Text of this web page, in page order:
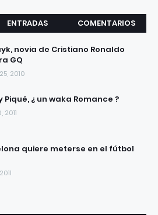
ENTRADAS
COMENTARIOS
novia de Cristiano Ronaldo
GQ
2010
Piqué, ¿ un waka Romance ?
2011
quiere meterse en el fútbol